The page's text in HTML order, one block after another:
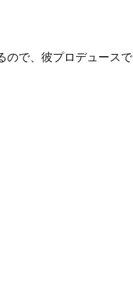
ので、彼プロデュースで